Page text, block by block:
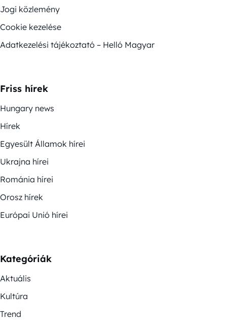
Jogi közlemény
Cookie kezelése
Adatkezelési tájékoztató – Helló Magyar
Friss hírek
Hungary news
Hírek
Egyesült Államok hírei
Ukrajna hírei
Románia hírei
Orosz hírek
Európai Unió hírei
Kategóriák
Aktuális
Kultúra
Trend